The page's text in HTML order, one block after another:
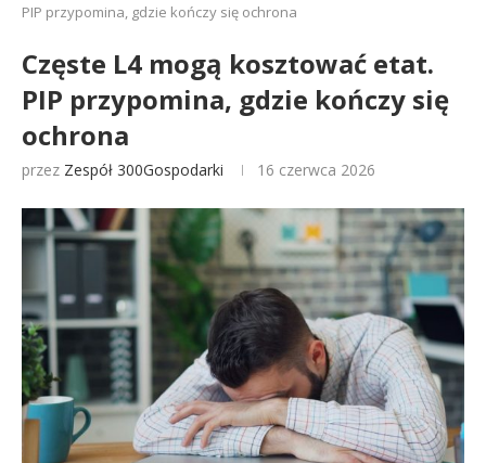
PIP przypomina, gdzie kończy się ochrona
Częste L4 mogą kosztować etat.
PIP przypomina, gdzie kończy się
ochrona
przez Zespół 300Gospodarki 16 czerwca 2026